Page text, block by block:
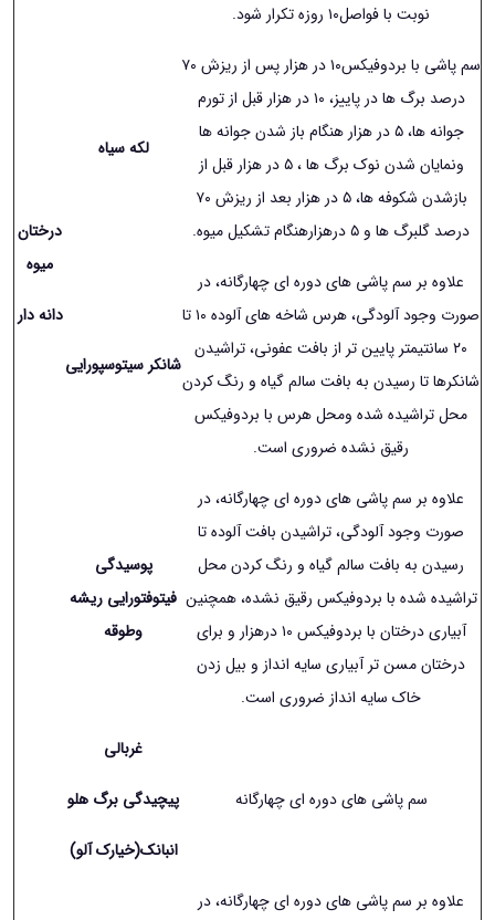
نوبت با فواصل١۰ روزه تکرار شود.
درختان
میوه
دانه دار
سم پاشی با بردوفیکس١۰ در هزار پس از ریزش ٧۰
درصد برگ ها در پاییز، ١۰ در هزار قبل از تورم
جوانه ها، ۵ در هزار هنگام باز شدن جوانه ها
ونمایان شدن نوک برگ ها ، ۵ در هزار قبل از
بازشدن شکوفه ها، ۵ در هزار بعد از ریزش ٧۰
درصد گلبرگ ها و ۵ درهزارهنگام تشکیل میوه.
لکه سیاه
علاوه بر سم پاشی های دوره ای چهارگانه، در
صورت وجود آلودگی، هرس شاخه های آلوده ١۰ تا
٢۰ سانتیمتر پایین تر از بافت عفونی، تراشیدن
شانکرها تا رسیدن به بافت سالم گیاه و رنگ کردن
محل تراشیده شده ومحل هرس با بردوفیکس
رقیق نشده ضروری است.
شانکر سیتوسپورایی
علاوه بر سم پاشی های دوره ای چهارگانه، در
صورت وجود آلودگی، تراشیدن بافت آلوده تا
رسیدن به بافت سالم گیاه و رنگ کردن محل
تراشیده شده با بردوفیکس رقیق نشده، همچنین
آبیاری درختان با بردوفیکس ١۰ درهزار و برای
درختان مسن تر آبیاری سایه انداز و بیل زدن
خاک سایه انداز ضروری است.
پوسیدگی
فیتوفتورایی ریشه
وطوقه
سم پاشی های دوره ای چهارگانه
غربالی
پیچیدگی برگ هلو
انبانک(خیارک آلو)
علاوه بر سم پاشی های دوره ای چهارگانه، در